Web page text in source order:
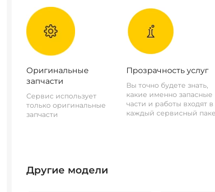
Оригинальные
запчасти
Сервис использует
только оригинальные
запчасти
Прозрачность услуг
Вы точно будете знать,
какие именно запасные
части и работы входят в
каждый сервисный
Другие модели